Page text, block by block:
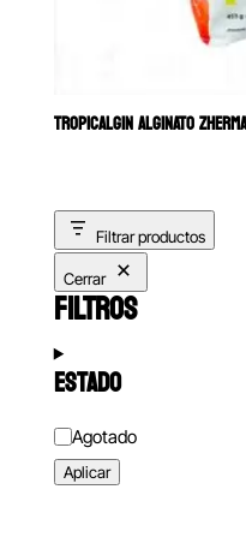
TROPICALGIN ALGINATO
Filtrar productos
Cerrar
FILTROS
ESTADO
Estado
Agotado
Aplicar